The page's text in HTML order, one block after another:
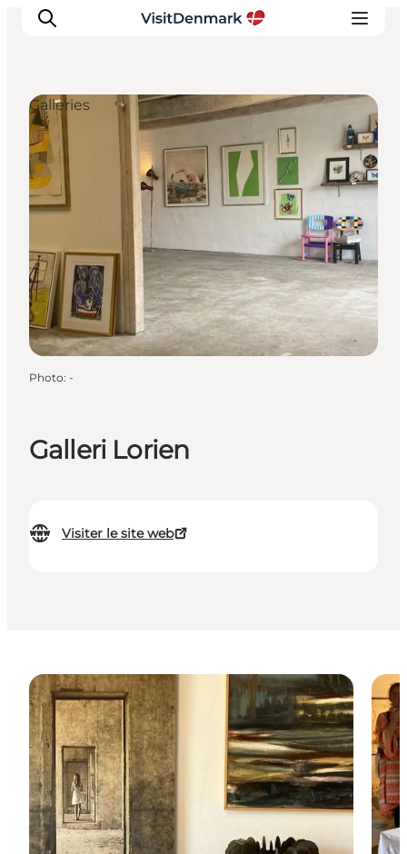
Inspirations
Destinations
Quoi faire
Hébergements
Planifiez votre voyage
Galleri Lorien
Visiter le site web
Galleries
Photo: -